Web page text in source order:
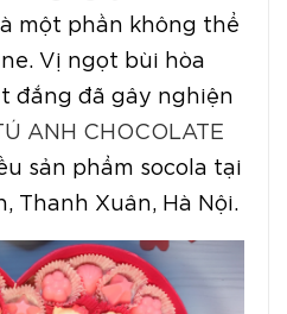
một phần không thể
Vị ngọt bùi hòa
đắng đã gây nghiện
TÚ ANH CHOCOLATE
sản phẩm socola tại
Thanh Xuân, Hà Nội.